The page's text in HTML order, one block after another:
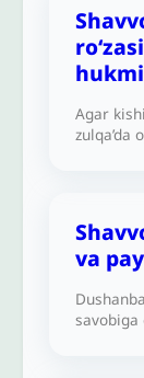
hukmi
hukmi
Agar
zulqa’da
va
savobiga